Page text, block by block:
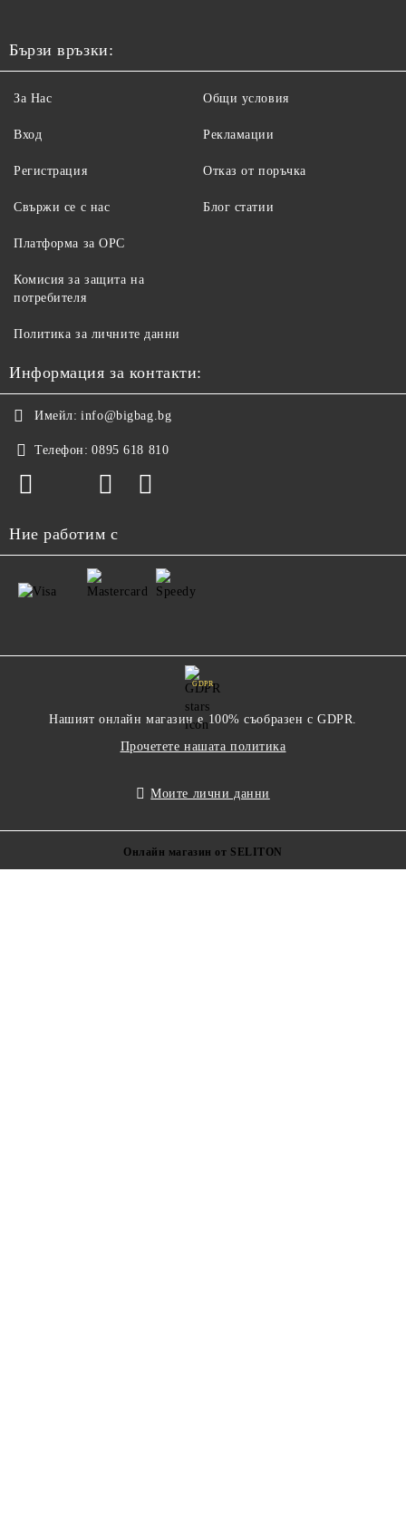
Бързи връзки:
За Нас
Вход
Регистрация
Свържи се с нас
Общи условия
Рекламации
Отказ от поръчка
Блог статии
Платформа за ОРС
Комисия за защита на
потребителя
Политика за личните данни
Информация за контакти:
Имейл: info@bigbag.bg
Телефон: 0895 618 810
Ние работим с
GDPR
Нашият онлайн магазин е 100% съобразен с GDPR.
Прочетете нашата политика
Моите лични данни
Онлайн магазин от SELITON